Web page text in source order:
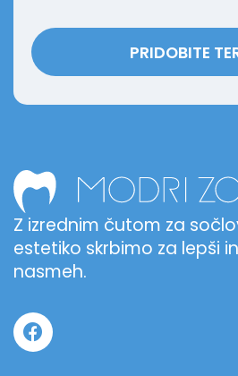
PRIDOBITE
Z izrednim čutom za
estetiko skrbimo za lepši
nasmeh.